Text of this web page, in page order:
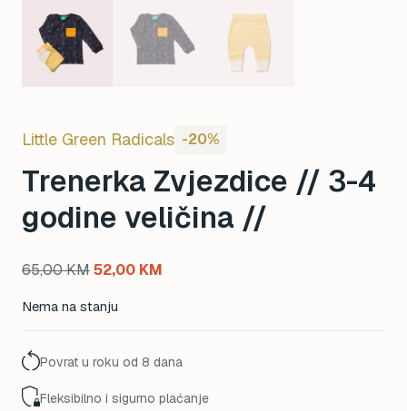
Little Green Radicals -20%
Trenerka Zvjezdice // 3-4
godine veličina //
65,00KMOriginal
52,00 KM
Nema na stanju
Povrat u roku od 8 dana
Fleksibilno i sigurno plaćanje